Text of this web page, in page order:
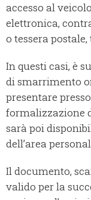
accesso al
elettronica,
o tessera
In questi casi, è
di smarrimento
presentare
formalizzazione
sarà poi
dell’area
Il documento,
valido per la